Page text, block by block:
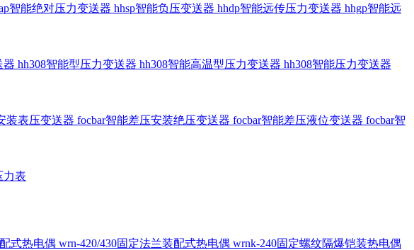
智能绝对压力变送器 hhsp智能负压变送器 hhdp智能远传压力变送器 hhgp智能远
器 hh308智能型压力变送器 hh308智能高温型压力变送器 hh308智能压力变送器
装表压变送器 focbar智能差压安装绝压变送器 focbar智能差压液位变送器 focbar智
力表
式热电偶 wrn-420/430固定法兰装配式热电偶 wrnk-240固定螺纹隔爆铠装热电偶